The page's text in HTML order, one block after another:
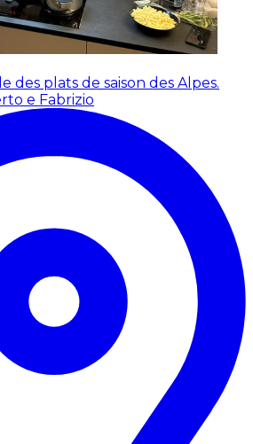
des plats de saison des Alpes.
e Fabrizio